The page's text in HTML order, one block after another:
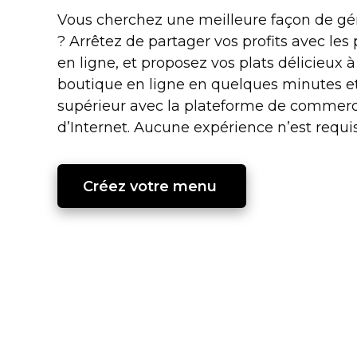
Vous cherchez une meilleure façon de
? Arrêtez de partager vos profits avec
en ligne, et proposez vos plats délicieux
boutique en ligne en quelques minutes
supérieur avec la plateforme de
d’Internet. Aucune expérience n’est
Créez votre menu